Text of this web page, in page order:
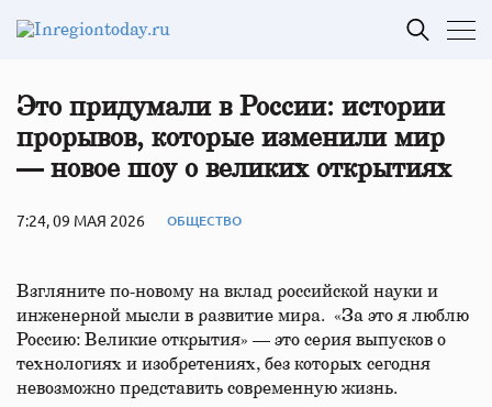
Это придумали в России: истории
прорывов, которые изменили мир
— новое шоу о великих открытиях
7:24, 09 МАЯ 2026 ОБЩЕСТВО
Взгляните по-новому на вклад российской науки и
инженерной мысли в развитие мира. «За это я люблю
Россию: Великие открытия» — это серия выпусков о
технологиях и изобретениях, без которых сегодня
невозможно представить современную жизнь.